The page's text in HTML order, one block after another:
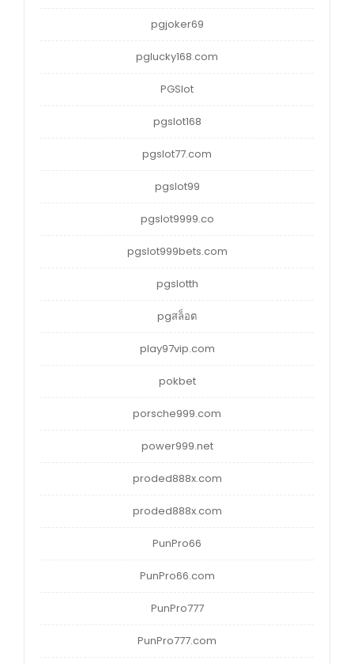
pgjoker69
pglucky168.com
PGSlot
pgslot168
pgslot77.com
pgslot99
pgslot9999.co
pgslot999bets.com
pgslotth
pgสล็อต
play97vip.com
pokbet
porsche999.com
power999.net
proded888x.com
proded888x.com
PunPro66
PunPro66.com
PunPro777
PunPro777.com